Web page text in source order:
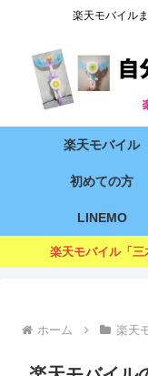
楽天モバイル
楽天モバイル
初めての方
LINEMO
楽天モバイル「
ホーム 楽天